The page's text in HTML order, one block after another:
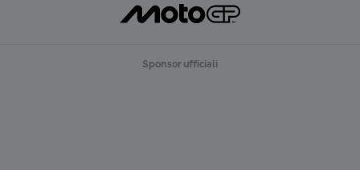
Sponsor ufficiali